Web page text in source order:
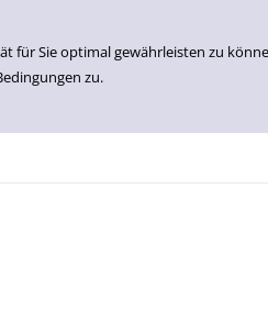
für Sie optimal gewährleisten zu
zu.